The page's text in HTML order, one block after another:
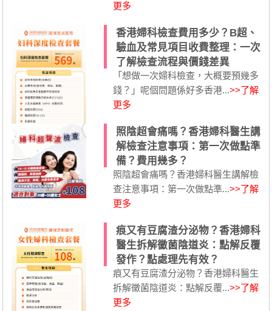
更多
香港婦科檢查費用多少？B超、
驗血及常見項目收費整理：一次
了解檢查流程與價錢差異
「想做一次婦科檢查，大概要預幾多
錢？」呢個問題係好多香港...>>了解
更多
照陰超會痛嗎？香港婦科醫生講
解檢查注意事項：第一次做點準
備？費用幾多？
照陰超會痛嗎？香港婦科醫生講解檢
查注意事項：第一次做點準...>>了解
更多
痕又有豆腐渣分泌物？香港婦科
醫生拆解黴菌陰道炎：點解反覆
發作？點處理先有效？
痕又有豆腐渣分泌物？香港婦科醫生
拆解黴菌陰道炎：點解反覆...>>了解
更多